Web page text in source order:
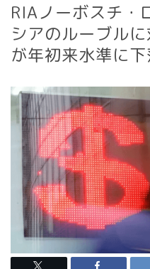
RIAノーボスチ・
シアのルーブル
が年初来水準に下